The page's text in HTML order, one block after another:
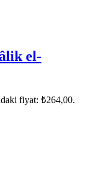
el-
fiyat: ₺264,00.